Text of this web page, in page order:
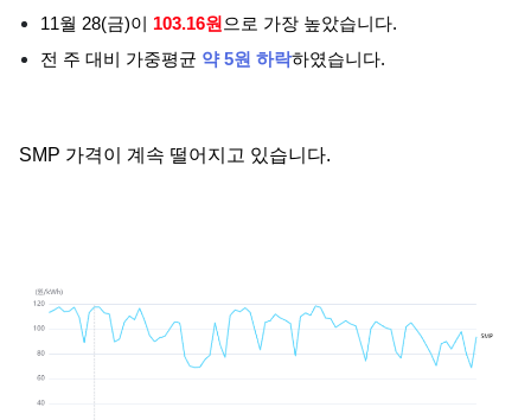
11월 28(금)이 103.16원 으로 가장 높았습니다.
전 주 대비 가중평균 약 5원 하락하였습니다.
SMP 가격이 계속 떨어지고 있습니다.